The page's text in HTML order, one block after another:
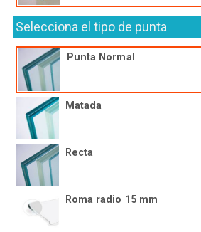
Selecciona el tipo de punta
Punta Normal
Matada
Recta
Roma radio 15 mm